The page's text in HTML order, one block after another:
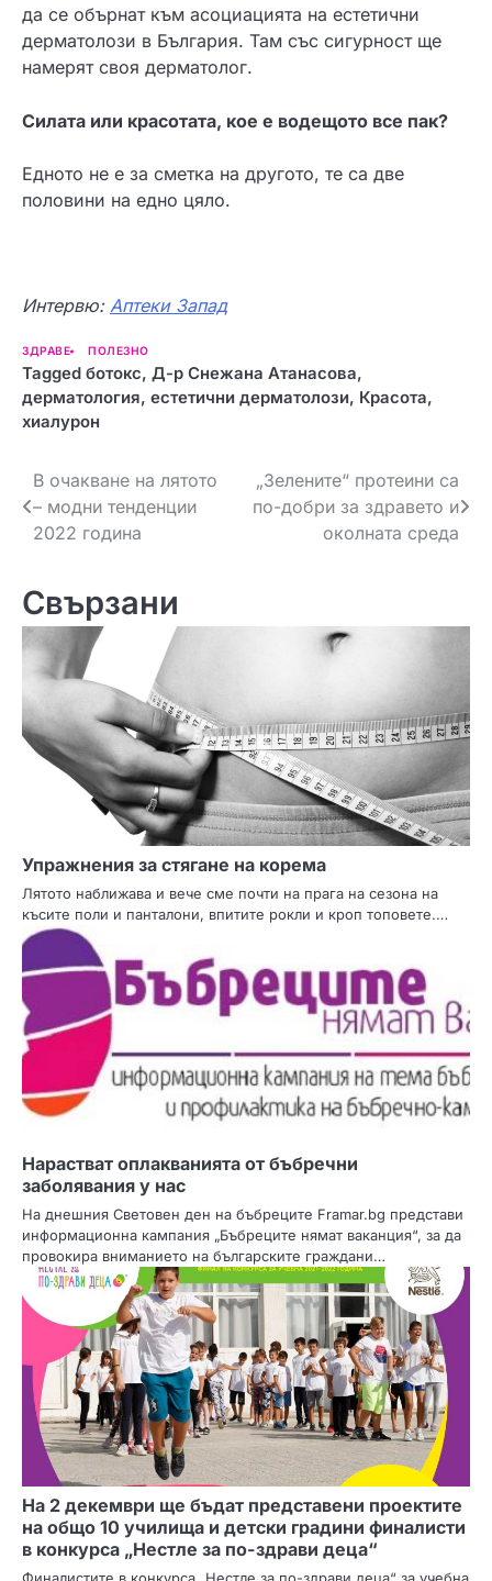
да се обърнат към асоциацията на естетични
дерматолози в България. Там със сигурност ще
намерят своя дерматолог.
Силата или красотата, кое е водещото все пак?
Едното не е за сметка на другото, те са две
половини на едно цяло.
Интервю: Аптеки Запад
ЗДРАВЕ ПОЛЕЗНО
Tagged ботокс, Д-р Снежана Атанасова,
дерматология, естетични дерматолози, Красота,
хиалурон
Н
а
и
г
ц
и
В очакване на лятото
– модни тенденции
2022 година
„Зелените“ протеини са
по-добри за здравето и
околната среда
Свързани
Упражнения за стягане на корема
Лятото наближава и вече сме почти на прага на сезона на
късите поли и панталони, впитите рокли и кроп топовете.…
Нарастват оплакванията от бъбречни
заболявания у нас
На днешния Световен ден на бъбреците Framar.bg представи
информационна кампания „Бъбреците нямат ваканция“, за да
провокира вниманието на българските граждани…
На 2 декември ще бъдат представени проектите
на общо 10 училища и детски градини финалисти
в конкурса „Нестле за по-здрави деца“